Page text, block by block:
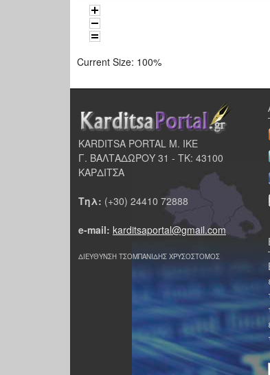
Current Size: 100%
KARDITSA PORTAL Μ. ΙΚΕ
Γ. ΒΑΛΤΑΔΩΡΟΥ 31 - ΤΚ: 43100
ΚΑΡΔΙΤΣΑ
Τηλ: (+30) 24410 72888
e-mail: karditsaportal@gmail.com
ΔΙΕΥΘΥΝΣΗ ΤΣΟΜΠΑΝΙΔΗΣ ΧΡΥΣΟΣΤΟΜΟΣ